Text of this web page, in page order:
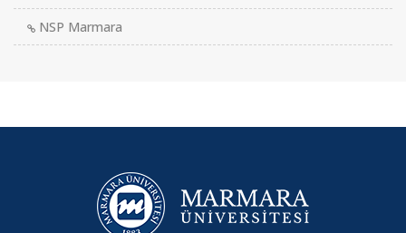
NSP Marmara